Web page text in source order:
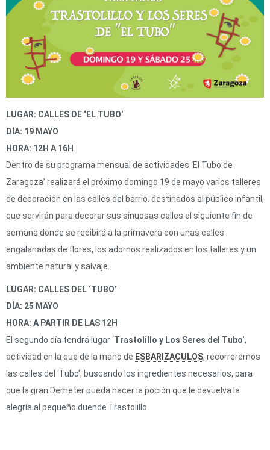
LUGAR: CALLES DE ‘EL TUBO’
DÍA: 19 MAYO
HORA: 12H A 16H
Dentro de su programa mensual de actividades ‘El Tubo de
Zaragoza’ realizará el próximo domingo 19 de mayo varios talleres
de decoración en las calles del barrio, destinados al público infantil,
que servirán para decorar sus sinuosas calles el siguiente ﬁn de
semana donde se recibirá a la primavera con unas calles
engalanadas de ﬂores, los adornos realizados en los talleres y un
ambiente natural y salvaje.
LUGAR: CALLES DEL ‘TUBO’
DÍA: 25 MAYO
HORA: A PARTIR DE LAS 12H
El segundo día tendrá lugar ‘Trastolillo y Los Seres del Tubo’,
actividad en la que de la mano de ESBARIZACULOS, recorreremos
las calles del ‘Tubo’, buscando los ingredientes necesarios, para
que la gran Demeter pueda hacer la poción que le devuelva la
alegría al pequeño duende Trastolillo.